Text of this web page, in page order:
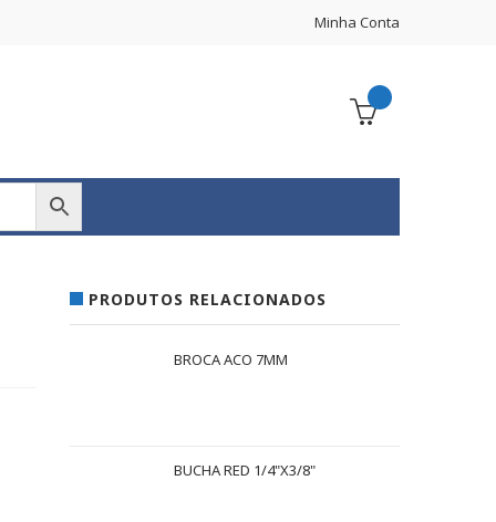
Minha Conta
PRODUTOS RELACIONADOS
BROCA ACO 7MM
BUCHA RED 1/4"X3/8"